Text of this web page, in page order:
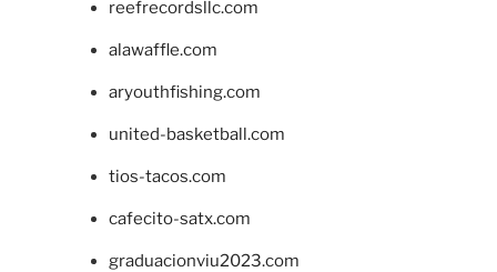
reefrecordsllc.com
alawaffle.com
aryouthfishing.com
united-basketball.com
tios-tacos.com
cafecito-satx.com
graduacionviu2023.com